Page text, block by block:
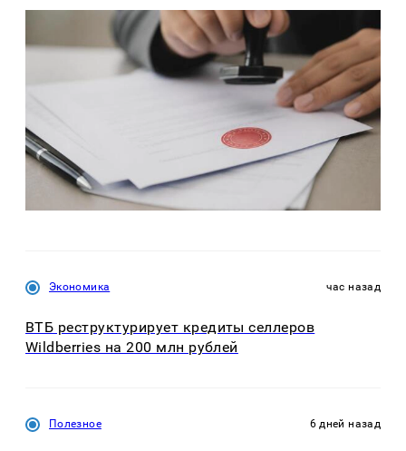
Экономика час назад
ВТБ реструктурирует кредиты селлеров
Wildberries на 200 млн рублей
Полезное 6 дней назад